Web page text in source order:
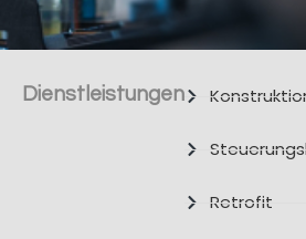
Dienstleistungen
Retrofit